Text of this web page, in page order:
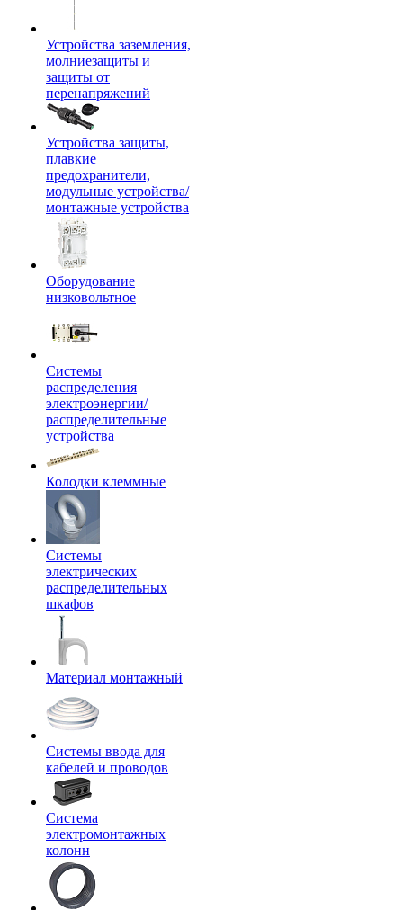
Устройства заземления,
молниезащиты и
защиты от
перенапряжений
Устройства защиты,
плавкие
предохранители,
модульные устройства/
монтажные устройства
Оборудование
низковольтное
Системы
распределения
электроэнергии/
распределительные
устройства
Колодки клеммные
Системы
электрических
распределительных
шкафов
Материал монтажный
Системы ввода для
кабелей и проводов
Система
электромонтажных
колонн